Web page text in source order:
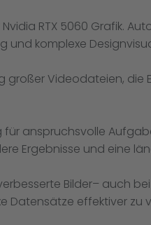
RTX 5060 Grafik.
komplexe
großer Videodateien, die
für anspruchsvolle
Ergebnisse und eine
Bilder– auch
effektiver zu